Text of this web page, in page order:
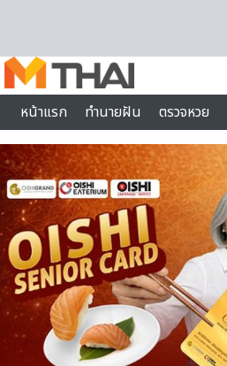
หน้าแรก
ทำนายฝัน ตรวจหวย
ไลฟ์สไตล์